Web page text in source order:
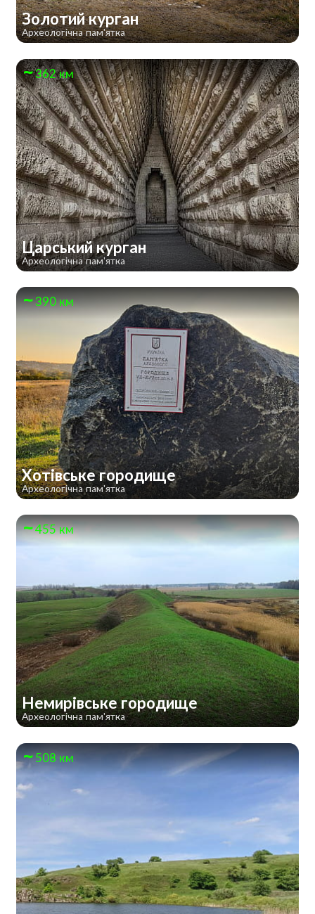
Золотий курган
Археологічна пам'ятка
362 км
Царський курган
Археологічна пам'ятка
390 км
Хотівське городище
Археологічна пам'ятка
455 км
Немирівське городище
Археологічна пам'ятка
508 км